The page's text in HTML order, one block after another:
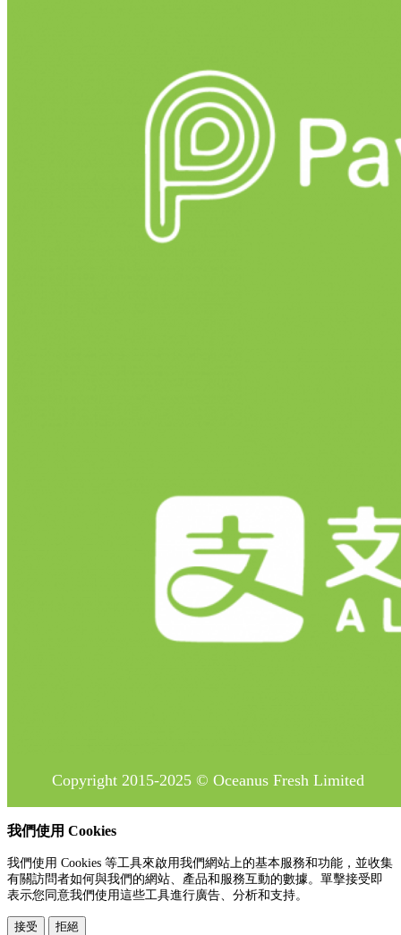
Copyright 2015-2025 © Oceanus Fresh Limited
我們使用 Cookies
我們使用 Cookies 等工具來啟用我們網站上的基本服務和功能，並收集
有關訪問者如何與我們的網站、產品和服務互動的數據。單擊接受即
表示您同意我們使用這些工具進行廣告、分析和支持。
接受 拒絕